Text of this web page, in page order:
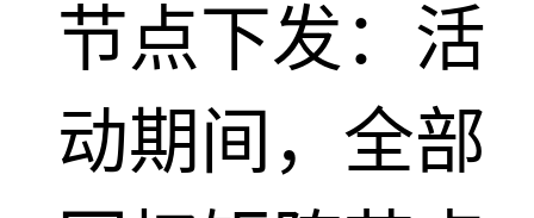
节点下发：活
动期间，全部